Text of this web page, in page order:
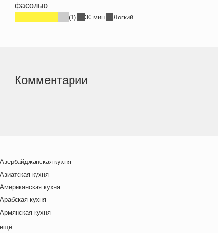
фасолью
(1) 30 мин Легкий
Комментарии
Азербайджанская кухня
Азиатская кухня
Американская кухня
Арабская кухня
Армянская кухня
Белорусская
ещё